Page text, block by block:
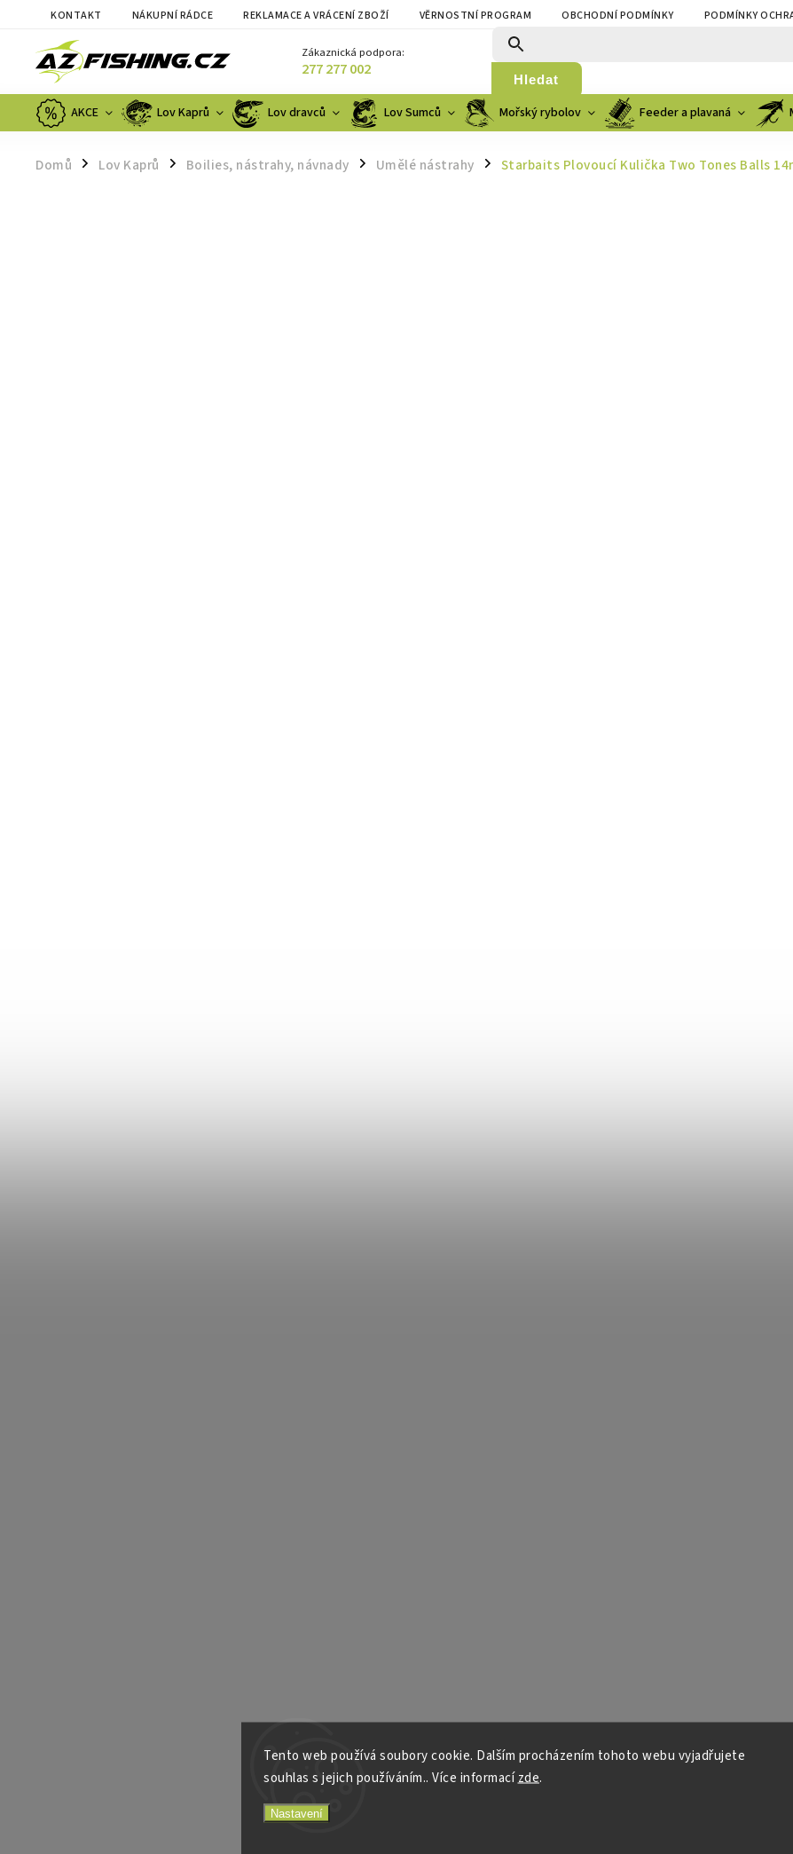
Tento web používá soubory cookie. Dalším procházením tohoto webu vyjadřujete
souhlas s jejich používáním.. Více informacízde.
Nastavení
KONTAKT NÁKUPNÍ RÁDCE REKLAMACE A VRÁCENÍ ZBOŽÍ VĚRNOSTNÍ PROGRAM OBCHODNÍ PODMÍNKY PODMÍNKY
Zákaznická podpora:
277 277 002 Hledat
AKCE Lov Kaprů Lov dravců Lov Sumců Mořský rybolov Feeder a plavaná
Domů / Lov Kaprů / Boilies, nástrahy, návnady / Umělé nástrahy / Starbaits Plovoucí Kulička Two Tones Balls